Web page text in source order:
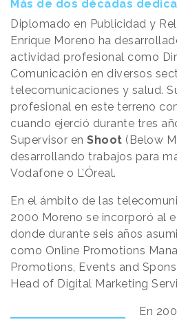
Más de dos décadas
Diplomado en Publicidad y
Enrique Moreno ha
actividad profesional como
Comunicación en diversos
telecomunicaciones y salud.
profesional en este terreno
cuando ejerció durante tres
Supervisor en Shoot (Below
desarrollando trabajos para
Vodafone o L’Óreal.
En el ámbito de las
2000 Moreno se incorporó al
donde durante seis años
como Online Promotions
Promotions, Events and
Head of Digital Marketing
En